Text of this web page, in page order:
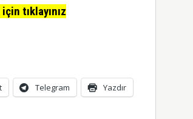
tıklayınız
Telegram Yazdır